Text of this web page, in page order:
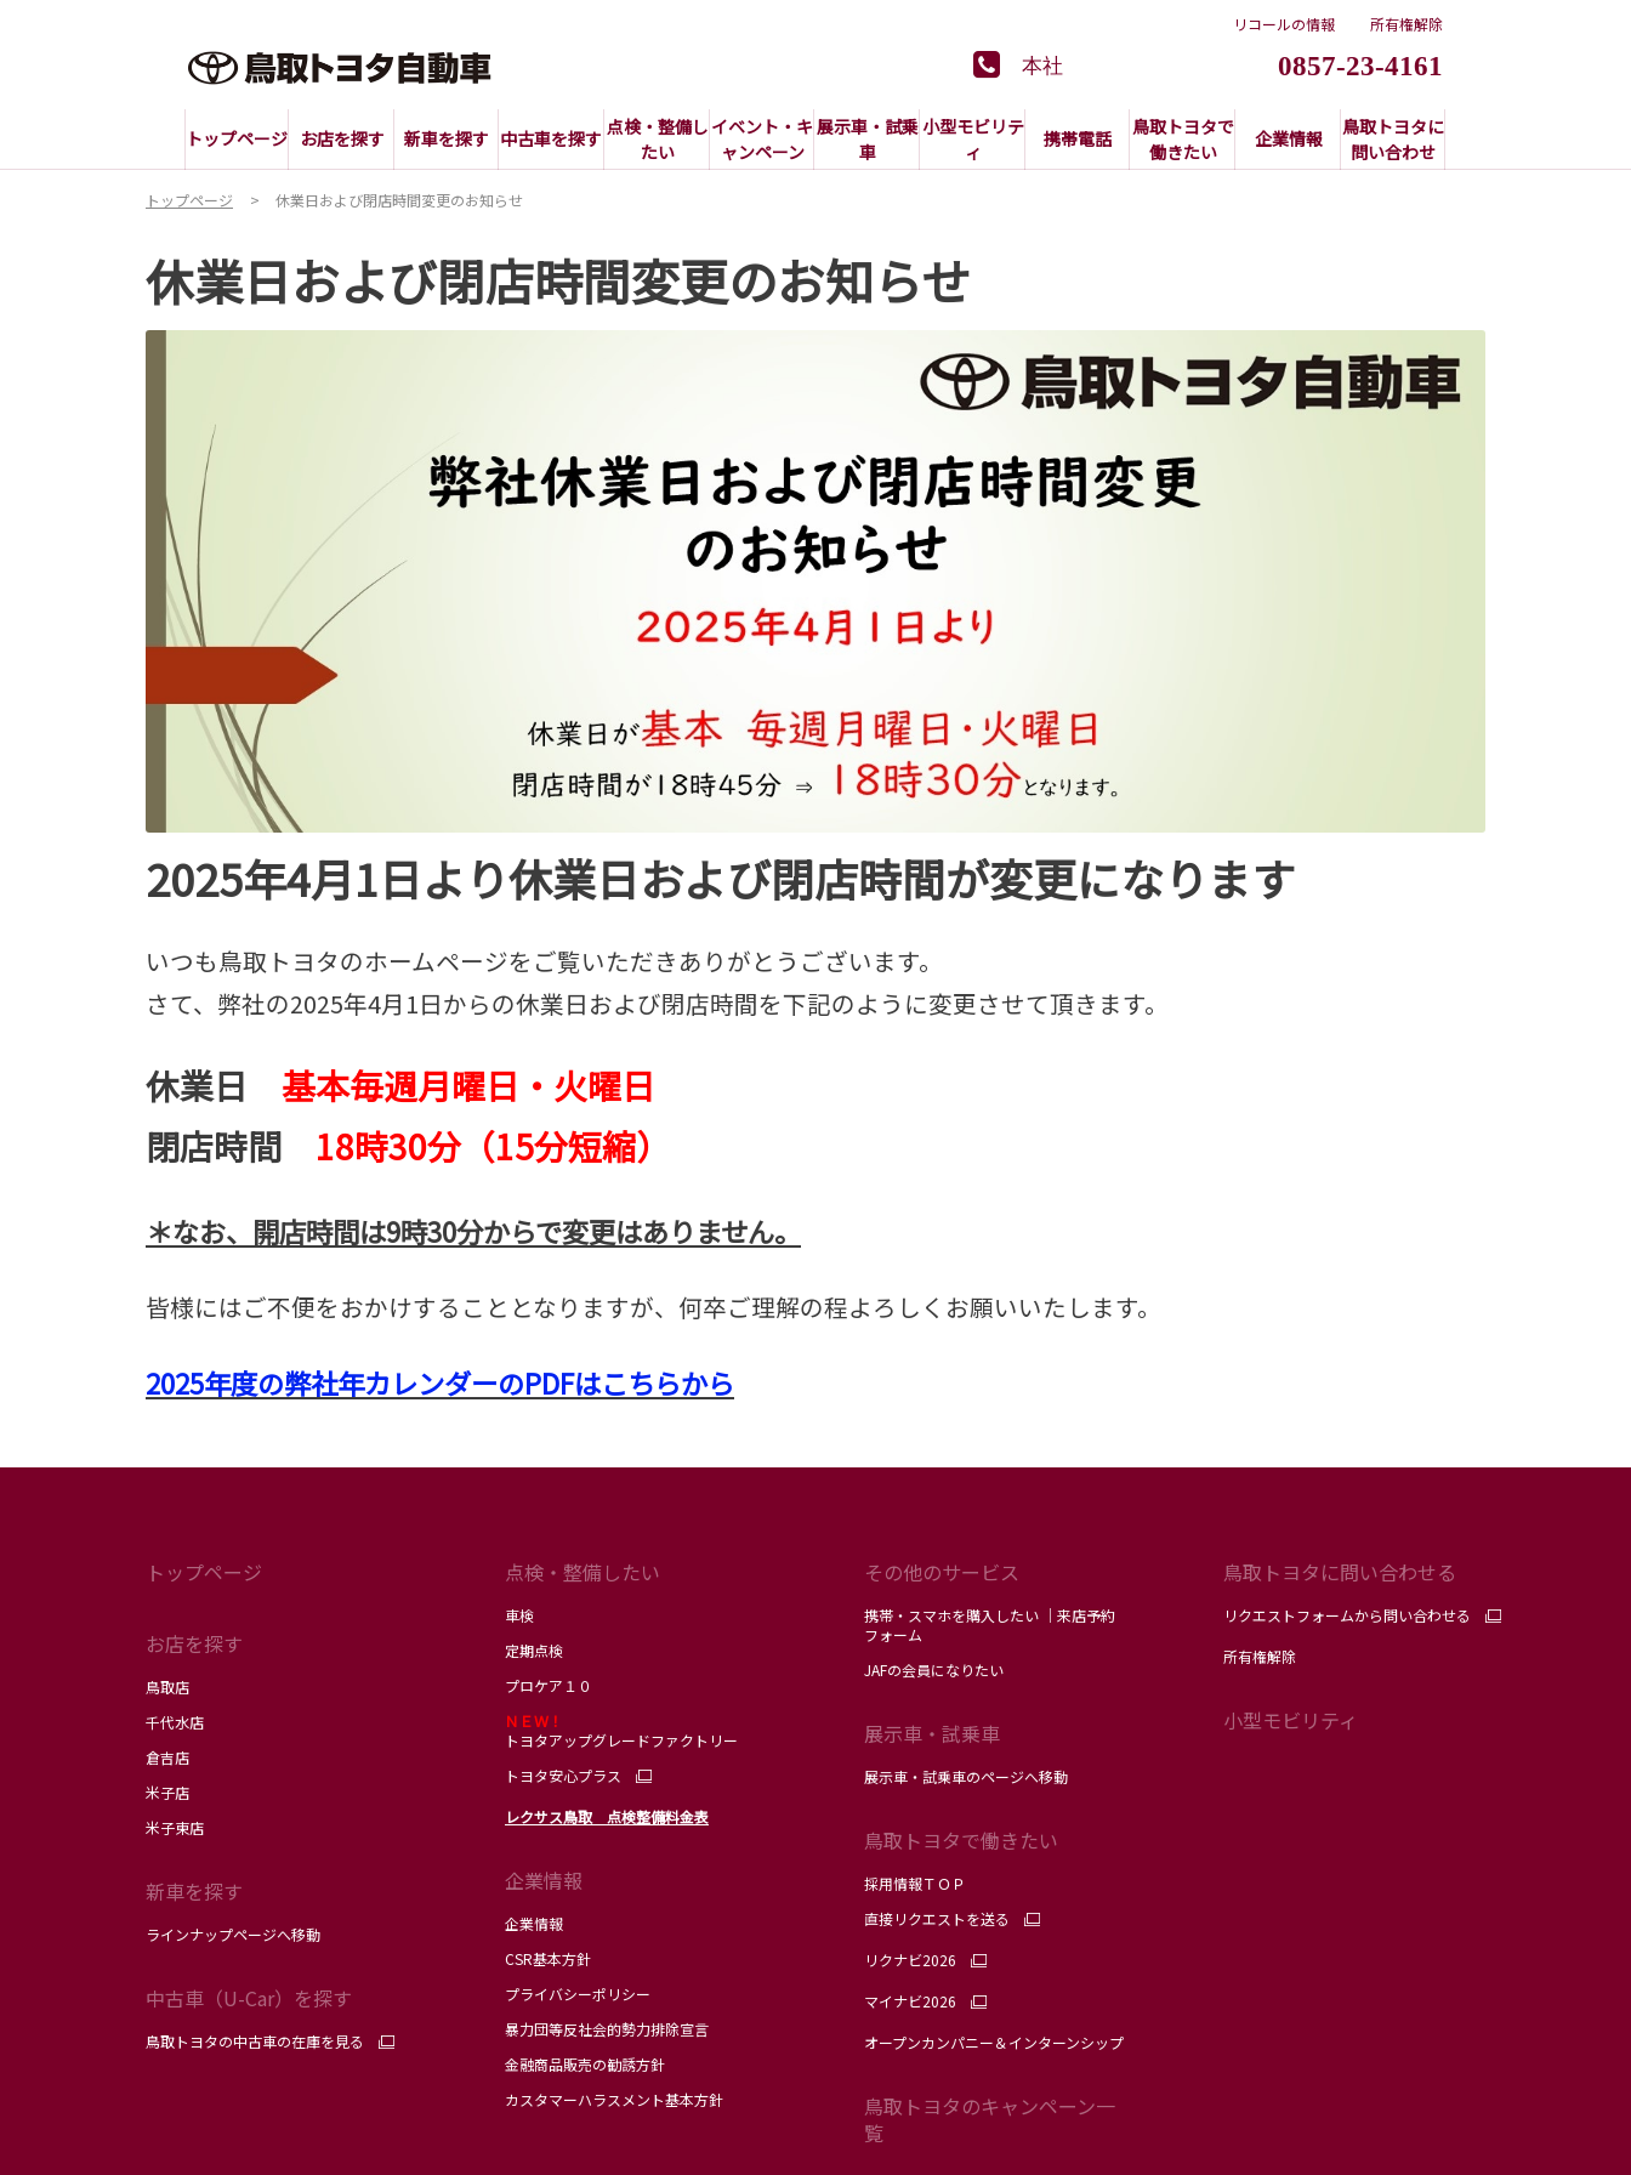
本社 0857-23-4161
トップページ お店を探す 新車を探す 中古車を探す 点検・整備し
たい
イベント・キ
ャンペーン
展示車・試乗
車
小型モビリテ
ィ
携帯電話
鳥取トヨタで
働きたい
企業情報
鳥取トヨタに
問い合わせ
リコールの情報 所有権解除
トップページ 休業日および閉店時間変更のお知らせ
休業日および閉店時間変更のお知らせ
2025年4月1日より休業日および閉店時間が変更になります
いつも鳥取トヨタのホームページをご覧いただきありがとうございます。
さて、弊社の2025年4月1日からの休業日および閉店時間を下記のように変更させて頂きます。
休業日 基本毎週月曜日・火曜日
閉店時間 18時30分（15分短縮）
＊なお、開店時間は9時30分からで変更はありません。
皆様にはご不便をおかけすることとなりますが、何卒ご理解の程よろしくお願いいたします。
2025年度の弊社年カレンダーのPDFはこちらから
トップページ
お店を探す
鳥取店
千代水店
倉吉店
米子店
米子東店
新車を探す
ラインナップページへ移動
中古車（U-Car）を探す
鳥取トヨタの中古車の在庫を見る
点検・整備したい
車検
定期点検
プロケア１０
ＮＥＷ！
トヨタアップグレードファクトリー
トヨタ安心プラス
レクサス鳥取 点検整備料金表
企業情報
企業情報
CSR基本方針
プライバシーポリシー
暴力団等反社会的勢力排除宣言
金融商品販売の勧誘方針
カスタマーハラスメント基本方針
その他のサービス
携帯・スマホを購入したい ｜来店予約
フォーム
JAFの会員になりたい
展示車・試乗車
展示車・試乗車のページへ移動
鳥取トヨタで働きたい
採用情報ＴＯＰ
直接リクエストを送る
リクナビ2026
マイナビ2026
オープンカンパニー＆インターンシップ
鳥取トヨタのキャンペーン一
覧
鳥取トヨタに問い合わせる
リクエストフォームから問い合わせる
所有権解除
小型モビリティ